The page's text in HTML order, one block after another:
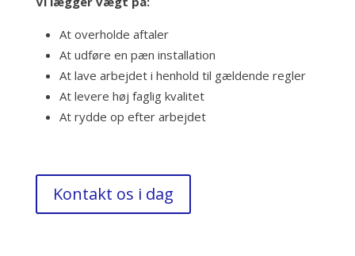
At overholde aftaler
At udføre en pæn installation
At lave arbejdet i henhold til gældende regler
At levere høj faglig kvalitet
At rydde op efter arbejdet
Kontakt os i dag